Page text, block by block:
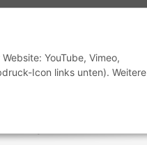
YouTube, Vimeo,
Icon links unten). Weitere